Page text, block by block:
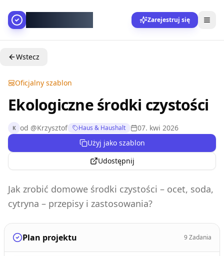
Zarejestruj się
Wstecz
Oficjalny szablon
Ekologiczne środki czystości
K od @Krzysztof Haus & Haushalt
07. kwi 2026
Użyj jako szablon
Udostępnij
Jak zrobić domowe środki czystości – ocet, soda,
cytryna – przepisy i zastosowania?
Plan projektu 9Zadania